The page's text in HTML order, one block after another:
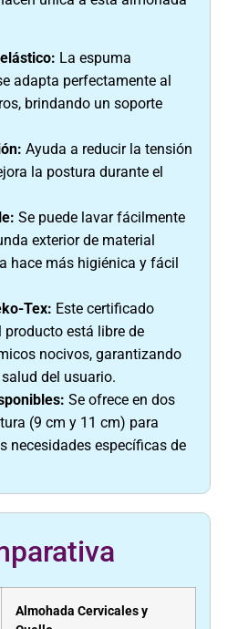
La espuma
adapta perfectamente al
brindando un soporte
Ayuda a reducir la tensión
la postura durante el
Se puede lavar fácilmente
exterior de material
hace más higiénica y fácil
Tex: Este certificado
producto está libre de
nocivos, garantizando
del usuario.
Se ofrece en dos
(9 cm y 11 cm) para
necesidades específicas de
Almohada Cervicales y